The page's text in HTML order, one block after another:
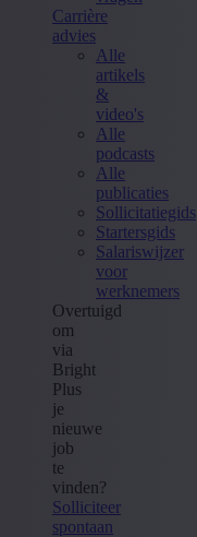
Carrière
advies
Alle
artikels
&
video's
Alle
podcasts
Alle
publicaties
Sollicitatiegids
Startersgids
Salariswijzer
voor
werknemers
Overtuigd
om
via
Bright
Plus
je
nieuwe
job
te
vinden?
Solliciteer
spontaan